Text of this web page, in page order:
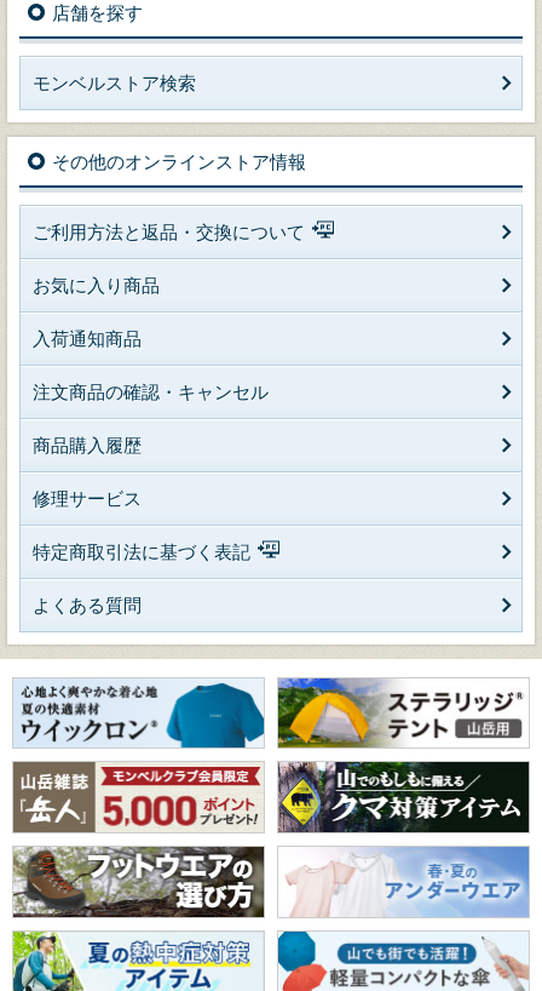
店舗を探す
モンベルストア検索
その他のオンラインストア情報
ご利用方法と返品・交換について
お気に入り商品
入荷通知商品
注文商品の確認・キャンセル
商品購入履歴
修理サービス
特定商取引法に基づく表記
よくある質問